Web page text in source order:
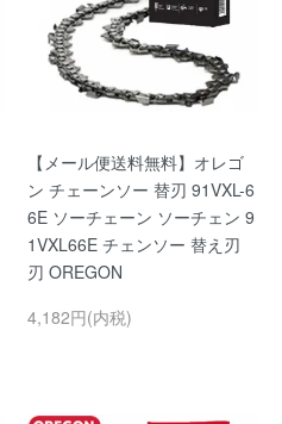
【メール便送料無料】オレゴ
ン チェーンソー 替刃 91VXL-6
6E ソーチェーン ソーチェン 9
1VXL66E チェンソー 替え刃
刃 OREGON
4,182円(内税)